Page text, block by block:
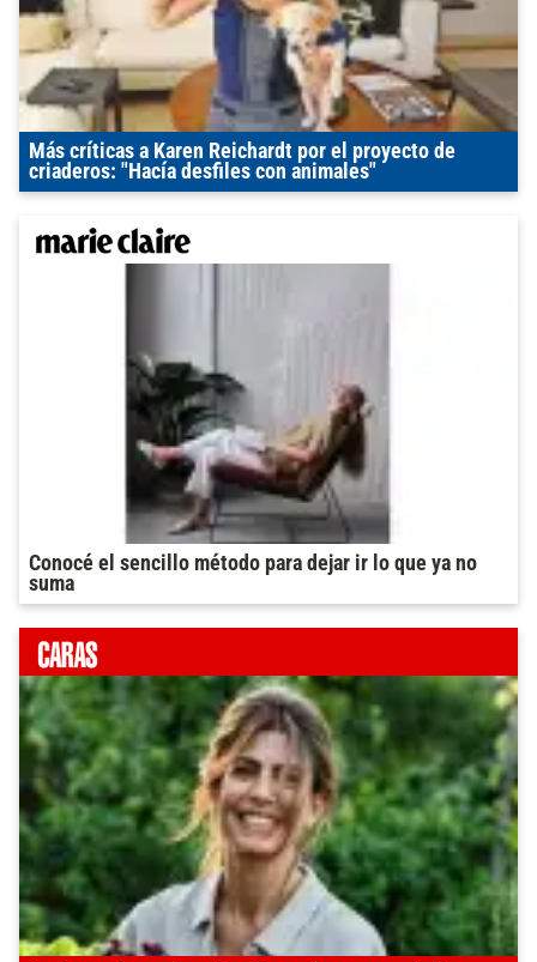
Más críticas a Karen Reichardt por el proyecto de
criaderos: "Hacía desfiles con animales"
Conocé el sencillo método para dejar ir lo que ya no
suma